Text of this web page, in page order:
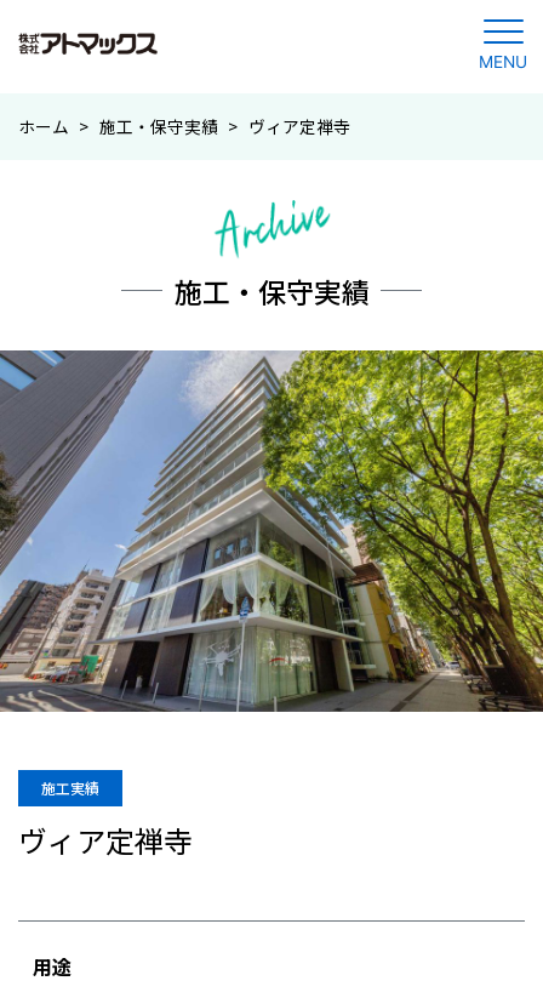
ン
プ
る
MENU
ホーム > 施工・保守実績 > ヴィア定禅寺
施工・保守実績
施工実績
ヴィア定禅寺
用途